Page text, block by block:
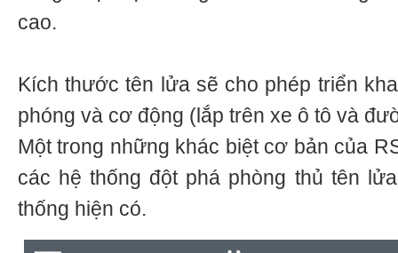
cao.
Kích thước tên lửa sẽ cho phép triển
phóng và cơ động (lắp trên xe ô tô và
Một trong những khác biệt cơ bản của
các hệ thống đột phá phòng thủ tên
thống hiện có.